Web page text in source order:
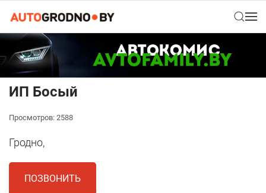
ИП Босый
Просмотров: 2588
Гродно,
ПОЗВОНИТЬ